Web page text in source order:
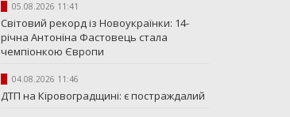
05.08.2026 11:41
Світовий рекорд із Новоукраїнки: 14-
річна Антоніна Фастовець стала
чемпіонкою Європи
04.08.2026 11:46
ДТП на Кіровоградщині: є постраждалий